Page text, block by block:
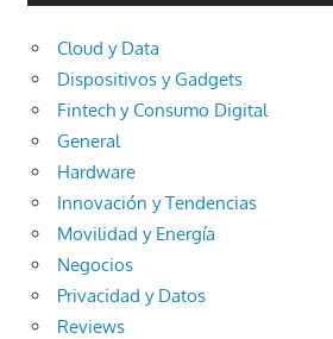
Cloud y Data
Dispositivos y Gadgets
Fintech y Consumo Digital
General
Hardware
Innovación y Tendencias
Movilidad y Energía
Negocios
Privacidad y Datos
Reviews